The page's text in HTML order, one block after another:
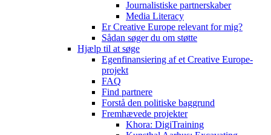
Journalistiske partnerskaber
Media Literacy
Er Creative Europe relevant for mig?
Sådan søger du om støtte
Hjælp til at søge
Egenfinansiering af et Creative Europe-
projekt
FAQ
Find partnere
Forstå den politiske baggrund
Fremhævede projekter
Khora: DigiTraining